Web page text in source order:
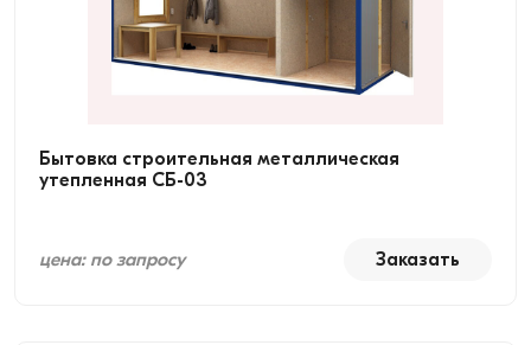
Бытовка строительная металлическая
утепленная СБ-03
цена: по запросу Заказать